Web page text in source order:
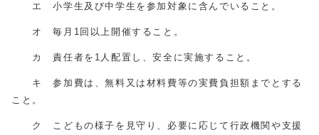
エ 小学生及び中学生を参加対象に含んでいること。
オ 毎月1回以上開催すること。
カ 責任者を1人配置し、安全に実施すること。
キ 参加費は、無料又は材料費等の実費負担額までとする
こと。
ク こどもの様子を見守り、必要に応じて行政機関や支援